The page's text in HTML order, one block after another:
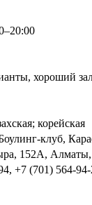
хороший
корейская
клуб,
152А, Алматы,
+7 (701) 564-94-